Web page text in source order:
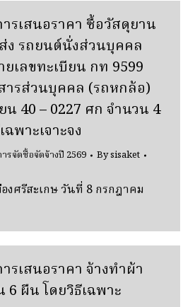
รเสนอราคา ซื้อวัสดุยาน
ง รถยนต์นั่งส่วนบุคคล
เลขทะเบียน กท 9599
ารส่วนบุคคล (รถหกล้อ)
น 40 – 0227 ศก จํานวน 4
พาะเจาะจง
รจัดซื้อจัดจ้างปี 2569 Bysisaket
งศรีสะเกษ วันที่ 8 กรกฎาคม
รเสนอราคา จ้างทําผ้า
6 ผืน โดยวิธีเฉพาะ